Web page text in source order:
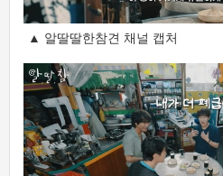
▲ 알딸딸한참견 채널 캡처